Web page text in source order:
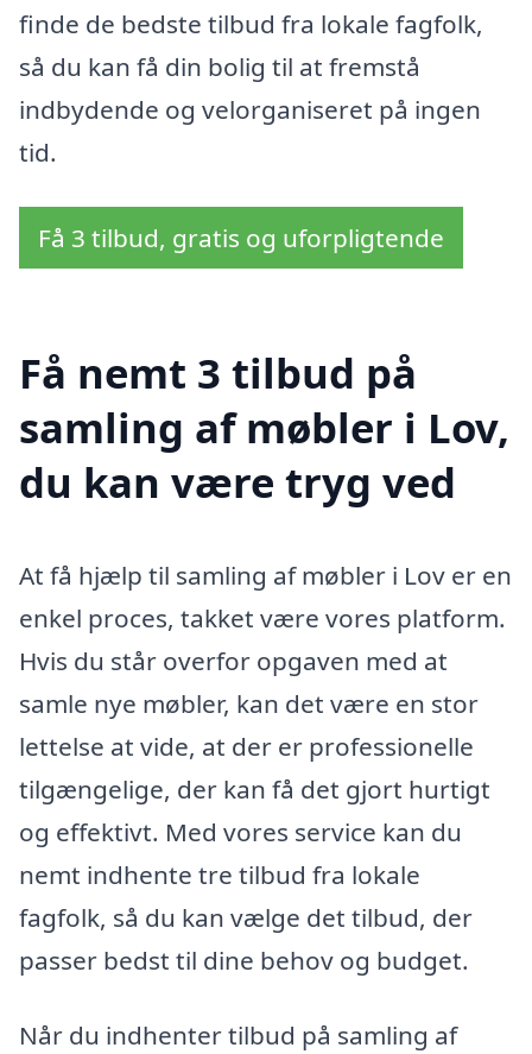
finde de bedste tilbud fra lokale fagfolk,
så du kan få din bolig til at fremstå
indbydende og velorganiseret på ingen
tid.
Få 3 tilbud, gratis og uforpligtende
Få nemt 3 tilbud på
samling af møbler i Lov,
du kan være tryg ved
At få hjælp til samling af møbler i Lov er en
enkel proces, takket være vores platform.
Hvis du står overfor opgaven med at
samle nye møbler, kan det være en stor
lettelse at vide, at der er professionelle
tilgængelige, der kan få det gjort hurtigt
og effektivt. Med vores service kan du
nemt indhente tre tilbud fra lokale
fagfolk, så du kan vælge det tilbud, der
passer bedst til dine behov og budget.
Når du indhenter tilbud på samling af